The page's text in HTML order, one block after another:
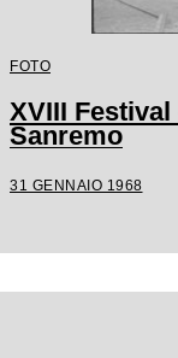
FOTO
XVIII
Sanremo
31 GENNAIO 1968